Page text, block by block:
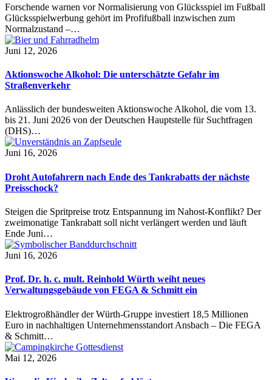
Forschende warnen vor Normalisierung von Glücksspiel im Fußball
Glücksspielwerbung gehört im Profifußball inzwischen zum
Normalzustand –…
Juni 12, 2026
Aktionswoche Alkohol: Die unterschätzte Gefahr im
Straßenverkehr
Anlässlich der bundesweiten Aktionswoche Alkohol, die vom 13.
bis 21. Juni 2026 von der Deutschen Hauptstelle für Suchtfragen
(DHS)…
Juni 16, 2026
Droht Autofahrern nach Ende des Tankrabatts der nächste
Preisschock?
Steigen die Spritpreise trotz Entspannung im Nahost-Konflikt? Der
zweimonatige Tankrabatt soll nicht verlängert werden und läuft
Ende Juni…
Juni 16, 2026
Prof. Dr. h. c. mult. Reinhold Würth weiht neues
Verwaltungsgebäude von FEGA & Schmitt ein
Elektrogroßhändler der Würth-Gruppe investiert 18,5 Millionen
Euro in nachhaltigen Unternehmensstandort Ansbach – Die FEGA
& Schmitt…
Mai 12, 2026